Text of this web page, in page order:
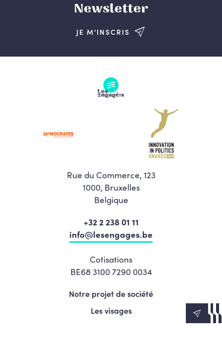
Newsletter
JE M'INSCRIS
Rue du Commerce, 123
1000, Bruxelles
Belgique
+32 2 238 01 11
info@lesengages.be
Cotisations
BE68 3100 7290 0034
Notre projet de société
Les visages